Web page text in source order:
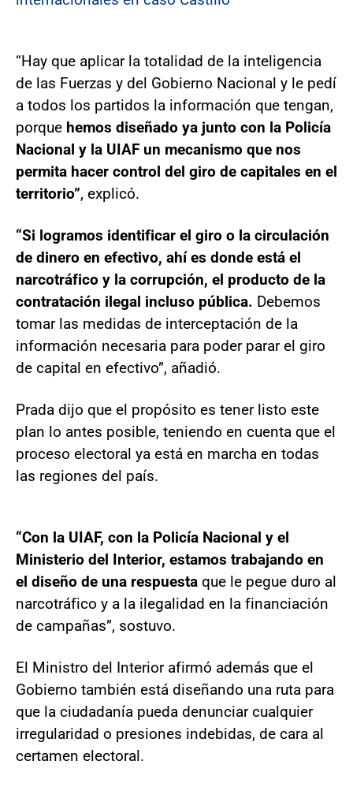
“Hay que aplicar la totalidad de la inteligencia
de las Fuerzas y del Gobierno Nacional y le pedí
a todos los partidos la información que tengan,
porque hemos diseñado ya junto con la Policía
Nacional y la UIAF un mecanismo que nos
permita hacer control del giro de capitales en el
territorio”, explicó.
“Si logramos identificar el giro o la circulación
de dinero en efectivo, ahí es donde está el
narcotráfico y la corrupción, el producto de la
contratación ilegal incluso pública. Debemos
tomar las medidas de interceptación de la
información necesaria para poder parar el giro
de capital en efectivo”, añadió.
Prada dijo que el propósito es tener listo este
plan lo antes posible, teniendo en cuenta que el
proceso electoral ya está en marcha en todas
las regiones del país.
“Con la UIAF, con la Policía Nacional y el
Ministerio del Interior, estamos trabajando en
el diseño de una respuesta que le pegue duro al
narcotráfico y a la ilegalidad en la financiación
de campañas”, sostuvo.
El Ministro del Interior afirmó además que el
Gobierno también está diseñando una ruta para
que la ciudadanía pueda denunciar cualquier
irregularidad o presiones indebidas, de cara al
certamen electoral.